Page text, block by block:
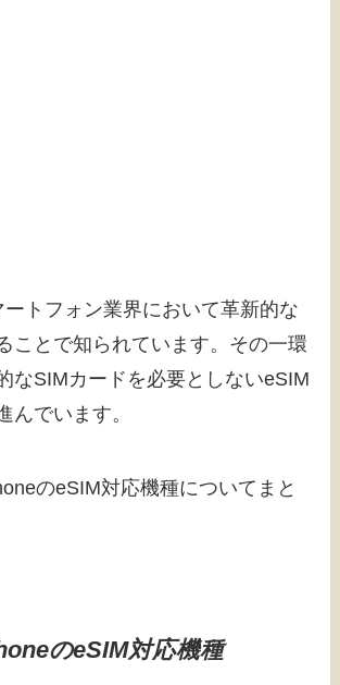
トフォン業界において革新的な
ことで知られています。その一環
なSIMカードを必要としないeSIM
んでいます。
のeSIM対応機種についてまと
のeSIM対応機種